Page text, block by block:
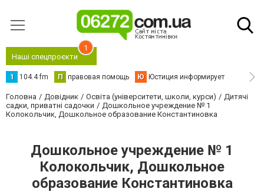
Наші спецпроєкти
1
1 104.4 fm П правовая помощь Ю Юстиция информирует
Головна Довідник Освіта (університети, школи, курси)
Дитячі
садки, приватні садочки
Дошкольное учреждение № 1
Колокольчик, Дошкольное образование Константиновка
Дошкольное учреждение № 1
Колокольчик, Дошкольное
образование Константиновка